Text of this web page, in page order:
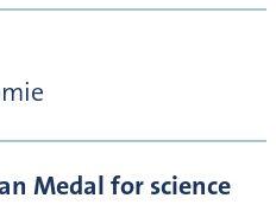
Medal for science